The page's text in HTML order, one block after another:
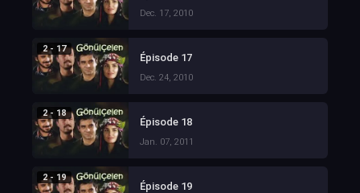
Dec. 17, 2010
2 - 17
Épisode 17
Dec. 24, 2010
2 - 18
Épisode 18
Jan. 07, 2011
2 - 19
Épisode 19